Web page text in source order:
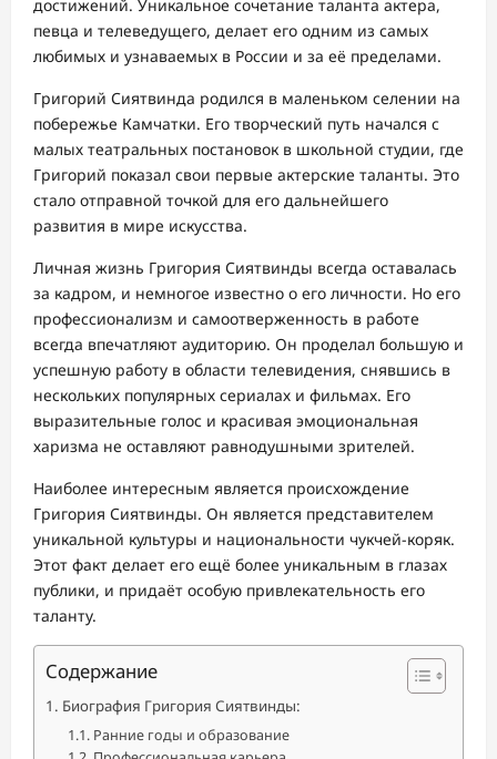
достижений. Уникальное сочетание таланта актера,
певца и телеведущего, делает его одним из самых
любимых и узнаваемых в России и за её пределами.
Григорий Сиятвинда родился в маленьком селении на
побережье Камчатки. Его творческий путь начался с
малых театральных постановок в школьной студии, где
Григорий показал свои первые актерские таланты. Это
стало отправной точкой для его дальнейшего
развития в мире искусства.
Личная жизнь Григория Сиятвинды всегда оставалась
за кадром, и немногое известно о его личности. Но его
профессионализм и самоотверженность в работе
всегда впечатляют аудиторию. Он проделал большую и
успешную работу в области телевидения, снявшись в
нескольких популярных сериалах и фильмах. Его
выразительные голос и красивая эмоциональная
харизма не оставляют равнодушными зрителей.
Наиболее интересным является происхождение
Григория Сиятвинды. Он является представителем
уникальной культуры и национальности чукчей-коряк.
Этот факт делает его ещё более уникальным в глазах
публики, и придаёт особую привлекательность его
таланту.
Содержание
Биография Григория Сиятвинды:
Ранние годы и образование